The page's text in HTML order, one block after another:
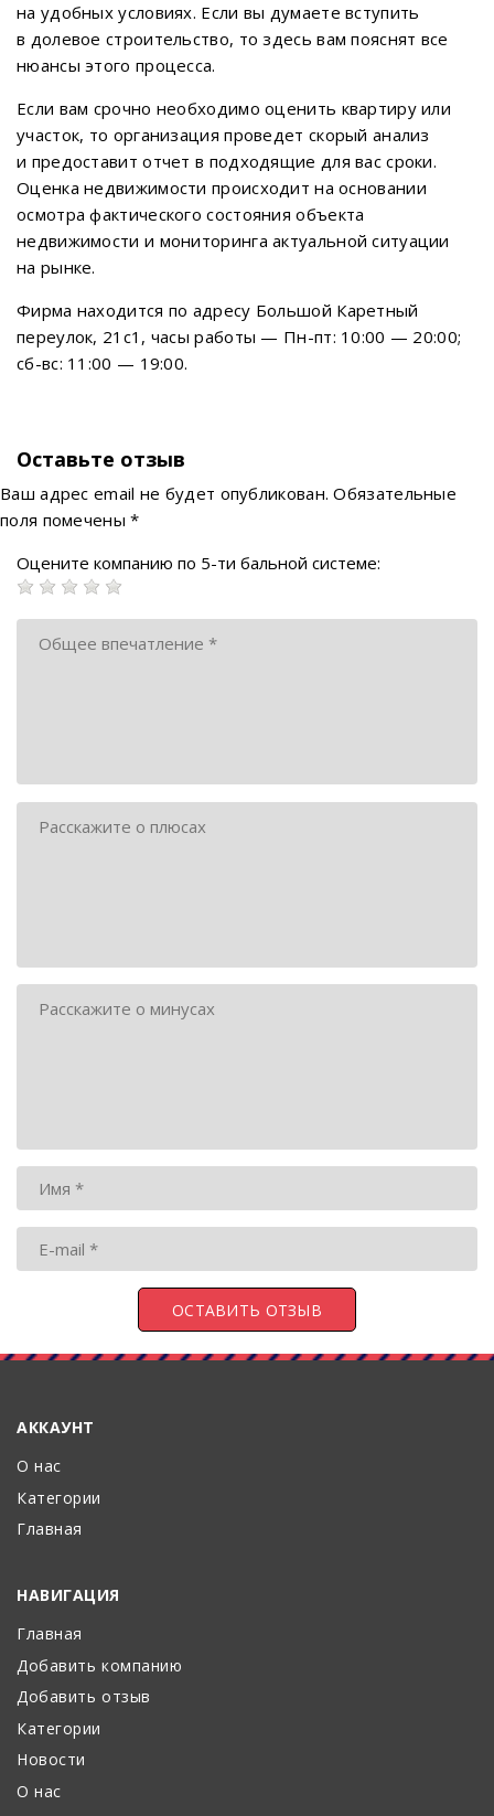
на удобных условиях. Если вы думаете вступить
в долевое строительство, то здесь вам пояснят все
нюансы этого процесса.
Если вам срочно необходимо оценить квартиру или
участок, то организация проведет скорый анализ
и предоставит отчет в подходящие для вас сроки.
Оценка недвижимости происходит на основании
осмотра фактического состояния объекта
недвижимости и мониторинга актуальной ситуации
на рынке.
Фирма находится по адресу Большой Каретный
переулок, 21с1, часы работы — Пн-пт: 10:00 — 20:00;
сб-вс: 11:00 — 19:00.
Оставьте отзыв
Ваш адрес email не будет опубликован. Обязательные
поля помечены*
Оцените компанию по 5-ти бальной системе:
АККАУНТ
О нас
Категории
Главная
НАВИГАЦИЯ
Главная
Добавить компанию
Добавить отзыв
Категории
Новости
О нас